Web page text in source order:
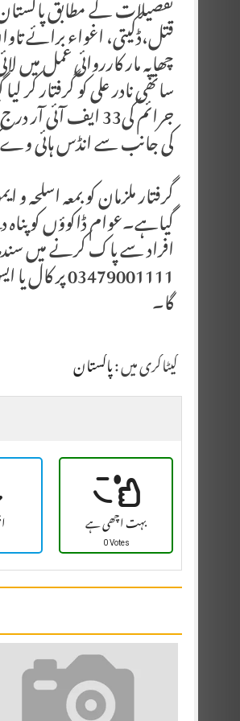
تفصیلات کے مطابق
قتل،ڈکیتی، اغواء برائے
چھاپہ مار کارروائی عمل
ساتھی نادر علی کو گرفتار
کی جانب سے انڈس ہائی وے
گرفتار ملزمان کو بمعہ
گیاہے۔عوام ڈاکوؤں کو پناہ
گا۔
کیٹاگری میں :پاکستان
بہت اچھی ہے
0 Votes